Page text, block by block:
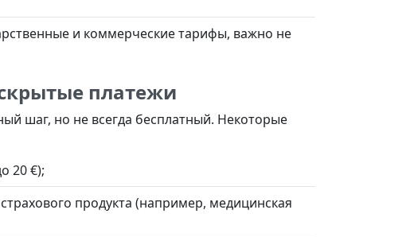
и коммерческие тарифы, важно не
платежи
шаг, но не всегда бесплатный. Некоторые
20 €);
продукта (например, медицинская